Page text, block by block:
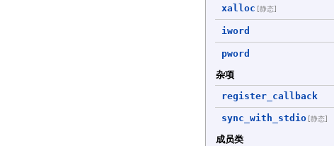
xalloc [静态]
iword
pword
杂项
register_callback
sync_with_stdio [静态]
成员类